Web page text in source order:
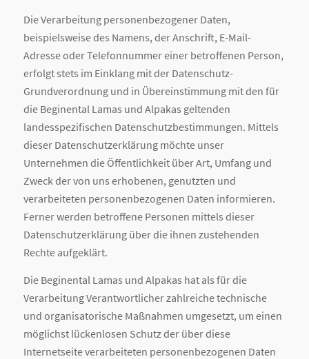
Die Verarbeitung personenbezogener Daten,
beispielsweise des Namens, der Anschrift, E-Mail-
Adresse oder Telefonnummer einer betroffenen Person,
erfolgt stets im Einklang mit der Datenschutz-
Grundverordnung und in Übereinstimmung mit den für
die Beginental Lamas und Alpakas geltenden
landesspezifischen Datenschutzbestimmungen. Mittels
dieser Datenschutzerklärung möchte unser
Unternehmen die Öffentlichkeit über Art, Umfang und
Zweck der von uns erhobenen, genutzten und
verarbeiteten personenbezogenen Daten informieren.
Ferner werden betroffene Personen mittels dieser
Datenschutzerklärung über die ihnen zustehenden
Rechte aufgeklärt.
Die Beginental Lamas und Alpakas hat als für die
Verarbeitung Verantwortlicher zahlreiche technische
und organisatorische Maßnahmen umgesetzt, um einen
möglichst lückenlosen Schutz der über diese
Internetseite verarbeiteten personenbezogenen Daten